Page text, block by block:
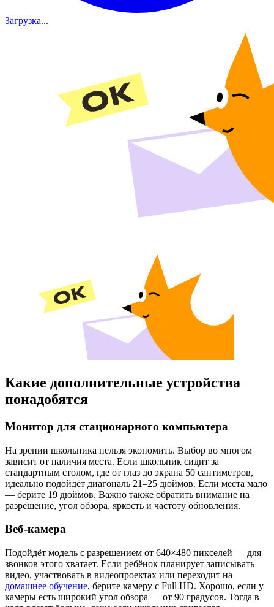
Загрузка...
Какие дополнительные устройства
понадобятся
Монитор для стационарного компьютера
На зрении школьника нельзя экономить. Выбор во многом
зависит от наличия места. Если школьник сидит за
стандартным столом, где от глаз до экрана 50 сантиметров,
идеально подойдёт диагональ 21–25 дюймов. Если места мало
— берите 19 дюймов. Важно также обратить внимание на
разрешение, угол обзора, яркость и частоту обновления.
Веб-камера
Подойдёт модель с разрешением от 640×480 пикселей — для
звонков этого хватает. Если ребёнок планирует записывать
видео, участвовать в видеопроектах или переходит на
домашнее обучение, берите камеру с Full HD. Хорошо, если у
камеры есть широкий угол обзора — от 90 градусов. Тогда в